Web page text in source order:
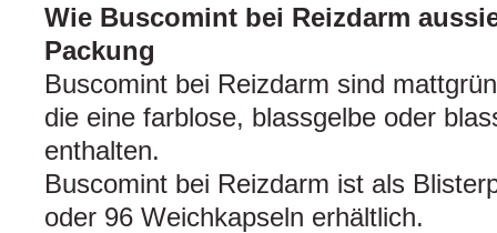
Wie Buscomint bei Reizdarm
Packung
Buscomint bei Reizdarm sind
die eine farblose, blassgelbe oder
enthalten.
Buscomint bei Reizdarm ist als
oder 96 Weichkapseln erhältlich.